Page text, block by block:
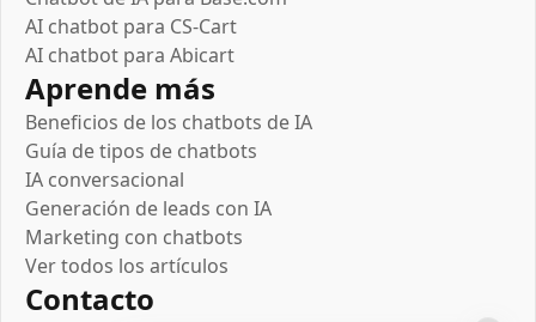
AI chatbot para CS-Cart
AI chatbot para Abicart
Aprende más
Beneficios de los chatbots de IA
Guía de tipos de chatbots
IA conversacional
Generación de leads con IA
Marketing con chatbots
Ver todos los artículos
Contacto